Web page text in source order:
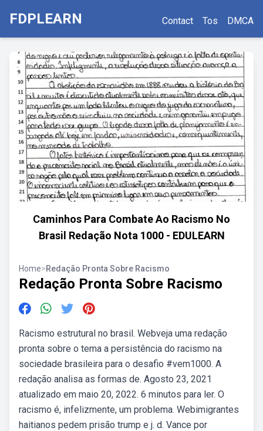
FDPLEARN Contact Tos DMCA
Caminhos Para Combate Ao Racismo No
Brasil Redação Nota 1000 - EDULEARN
Home>Redação Pronta Sobre Racismo
Redação Pronta Sobre Racismo
Racismo estrutural no brasil. Webveja uma redação
pronta sobre o tema a persistência do racismo na
sociedade brasileira para o desafio #vem1000. A
redação analisa as formas de. Agosto 23, 2021
atualizado em maio 20, 2022. 6 minutos para ler. O
racismo é, infelizmente, um problema. Webimigrantes
haitianos pedem prisão trump e j. d. Vance por